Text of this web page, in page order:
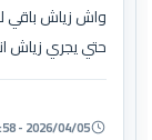
واش زياش باقي
حتي يجري زياش
2026/04/05 - 01:58